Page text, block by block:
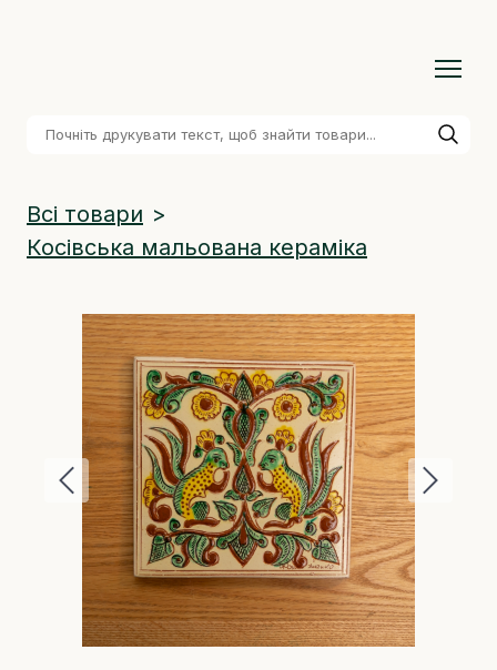
Всі товари
Косівська мальована кераміка